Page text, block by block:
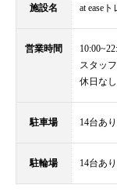
施設名 at ease
営業時間
スタッ
休日な
駐車場 14台あり
駐輪場 14台あり